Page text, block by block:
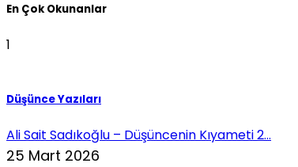
En Çok Okunanlar
1
Düşünce Yazıları
Ali Sait Sadıkoğlu – Düşüncenin Kıyameti 2...
25 Mart 2026